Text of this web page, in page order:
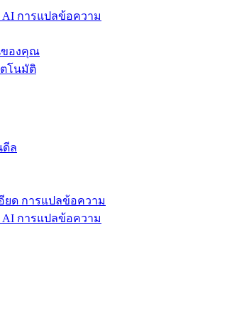
AI การแปลข้อความ
ของคุณ
โนมัติ
ดีล
ยด การแปลข้อความ
AI การแปลข้อความ